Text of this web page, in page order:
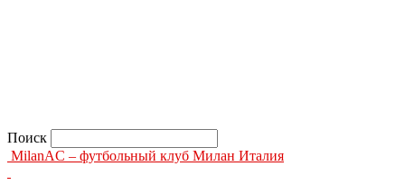
Поиск
MilanAC – футбольный клуб Милан Италия